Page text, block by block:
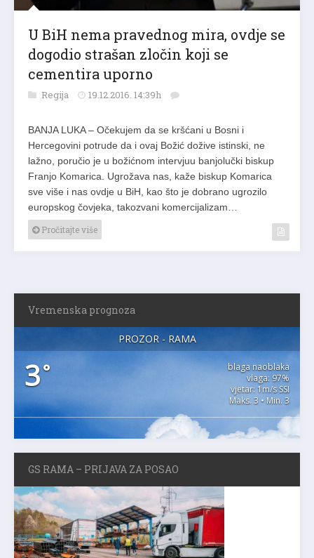
U BiH nema pravednog mira, ovdje se
dogodio strašan zločin koji se
cementira uporno
Regija 19.12.2016. 14:39h
BANJA LUKA – Očekujem da se kršćani u Bosni i
Hercegovini potrude da i ovaj Božić dožive istinski, ne
lažno, poručio je u božićnom intervjuu banjolučki biskup
Franjo Komarica. Ugrožava nas, kaže biskup Komarica
sve više i nas ovdje u BiH, kao što je dobrano ugrozilo
europskog čovjeka, takozvani komercijalizam…
Pročitajte više
Vremenska prognoza
PROZOR - RAMA
3°
blaga naoblaka
vlaga: 97%
vjetar: 1m/s SSI
Maks. 3 • Min. 3
GS RAMA – PRIJAVA ZA POSAO